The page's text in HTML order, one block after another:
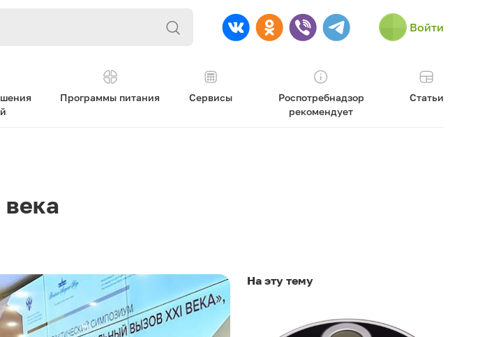
Войти
Программы питания Сервисы
Роспотребнадзор
рекомендует
Статьи
На эту тему